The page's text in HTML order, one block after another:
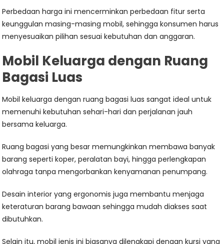
Perbedaan harga ini mencerminkan perbedaan fitur serta
keunggulan masing-masing mobil, sehingga konsumen harus
menyesuaikan pilihan sesuai kebutuhan dan anggaran.
Mobil Keluarga dengan Ruang
Bagasi Luas
Mobil keluarga dengan ruang bagasi luas sangat ideal untuk
memenuhi kebutuhan sehari-hari dan perjalanan jauh
bersama keluarga.
Ruang bagasi yang besar memungkinkan membawa banyak
barang seperti koper, peralatan bayi, hingga perlengkapan
olahraga tanpa mengorbankan kenyamanan penumpang.
Desain interior yang ergonomis juga membantu menjaga
keteraturan barang bawaan sehingga mudah diakses saat
dibutuhkan.
Selain itu, mobil jenis ini biasanya dilengkapi dengan kursi yang